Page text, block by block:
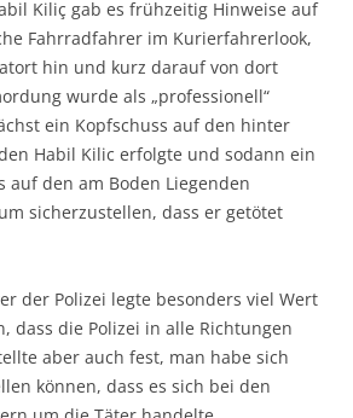
Kiliç gab es frühzeitig Hinweise auf
Fahrradfahrer im Kurierfahrerlook,
hin und kurz darauf von dort
wurde als „professionell“
ein Kopfschuss auf den hinter
Habil Kilic erfolgte und sodann ein
auf den am Boden Liegenden
sicherzustellen, dass er getötet
der Polizei legte besonders viel Wert
dass die Polizei in alle Richtungen
aber auch fest, man habe sich
können, dass es sich bei den